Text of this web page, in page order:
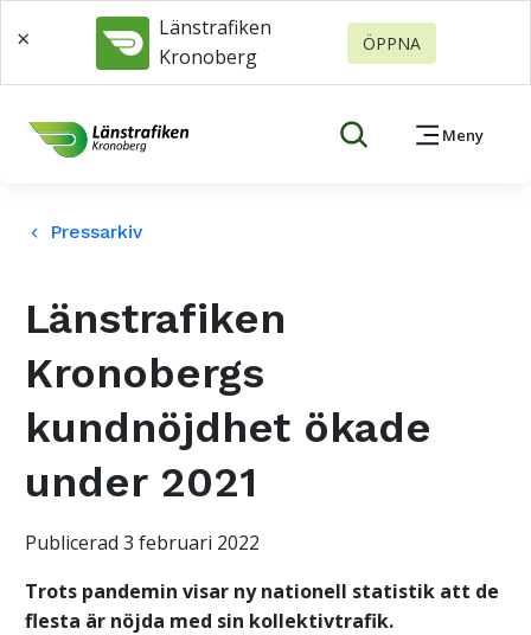
×
Länstrafiken
Kronoberg
ÖPPNA
Meny
keyboard_arrow_left Pressarkiv
Länstrafiken
Kronobergs
kundnöjdhet ökade
under 2021
Publicerad 3 februari 2022
Trots pandemin visar ny nationell statistik att de
flesta är nöjda med sin kollektivtrafik.